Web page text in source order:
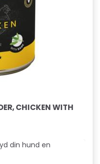
CHICKEN WITH
din hund en